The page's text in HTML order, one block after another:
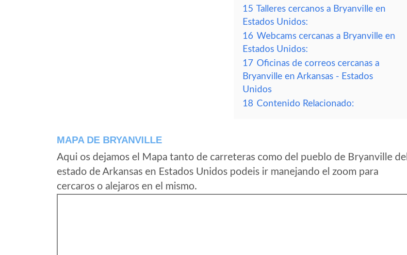
15 Talleres cercanos a Bryanville en
Estados Unidos:
16 Webcams cercanas a Bryanville en
Estados Unidos:
17 Oficinas de correos cercanas a
Bryanville en Arkansas - Estados
Unidos
18 Contenido Relacionado:
MAPA DE BRYANVILLE
Aqui os dejamos el Mapa tanto de carreteras como del pueblo de Bryanville del
estado de Arkansas en Estados Unidos podeis ir manejando el zoom para
cercaros o alejaros en el mismo.